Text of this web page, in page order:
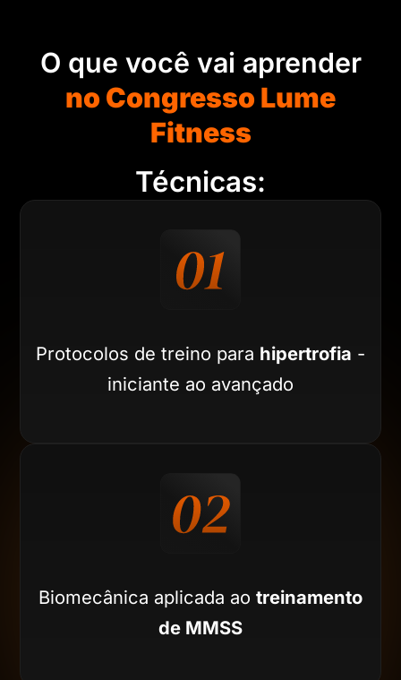
O que você vai aprender
no Congresso Lume
Fitness
Técnicas:
Protocolos de treino para hipertrofia -
iniciante ao avançado
Biomecânica aplicada ao treinamento
de MMSS